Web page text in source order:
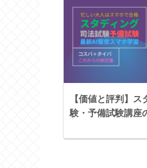
【価値と評判】
験・予備試験講座